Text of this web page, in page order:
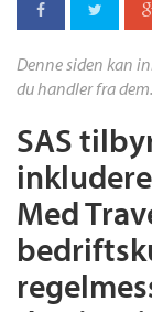
Denne siden kan
du handler fra dem.
SAS
Med